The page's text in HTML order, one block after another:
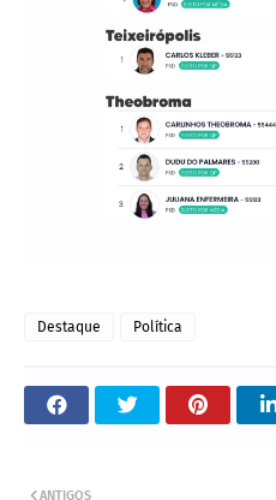
Destaque Política
ANTIGOS